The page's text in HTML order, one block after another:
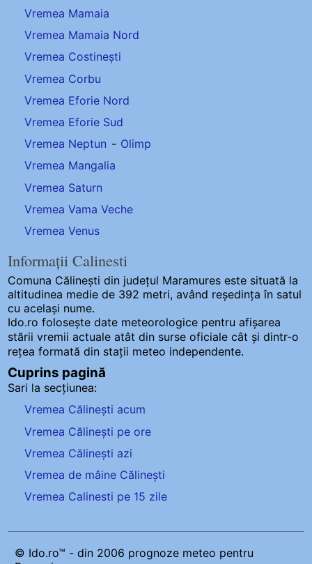
Vremea Mamaia
Vremea Mamaia Nord
Vremea Costinești
Vremea Corbu
Vremea Eforie Nord
Vremea Eforie Sud
Vremea Neptun - Olimp
Vremea Mangalia
Vremea Saturn
Vremea Vama Veche
Vremea Venus
Informații Calinesti
Comuna Călinești din județul Maramures este situată la
altitudinea medie de 392 metri, având reședința în satul
cu același nume.
Ido.ro folosește date meteorologice pentru afișarea
stării vremii actuale atât din surse oficiale cât și dintr-o
rețea formată din stații meteo independente.
Cuprins pagină
Sari la secțiunea:
Vremea Călinești acum
Vremea Călinești pe ore
Vremea Călinești azi
Vremea de mâine Călinești
Vremea Calinesti pe 15 zile
© Ido.ro™ - din 2006 prognoze meteo pentru